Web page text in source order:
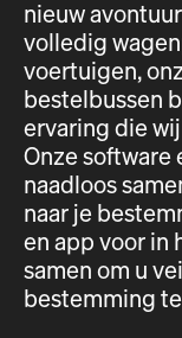
nieuw
volledig
voertuigen,
bestelbussen
ervaring die
Onze software
naadloos
naar je
en app voor in
samen om u
bestemming